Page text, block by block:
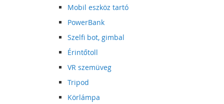
Mobil eszköz tartó
PowerBank
Szelfi bot, gimbal
Érintőtoll
VR szemüveg
Tripod
Körlámpa